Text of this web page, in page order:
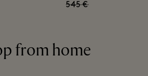
545 €
from home